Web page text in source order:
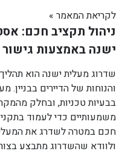
לקריאת המאמר »
ניהול תקציב חכם:
ישנה באמצעות גישור
שדרוג מעלית ישנה הוא
והנוחות של הדיירים בבניין.
בבעיות טכניות, ובחלק
משמעותיים כדי לעמוד בתקני
חכם במטרה לשדרג את
ולוודא שהשדרוג מתבצע